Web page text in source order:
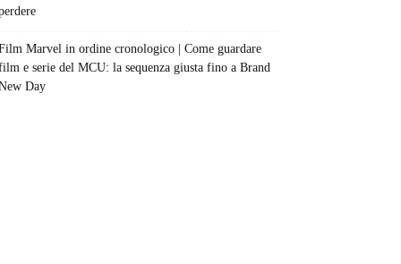
Marvel in ordine cronologico | Come guardare
e serie del MCU: la sequenza giusta fino a Brand
Day